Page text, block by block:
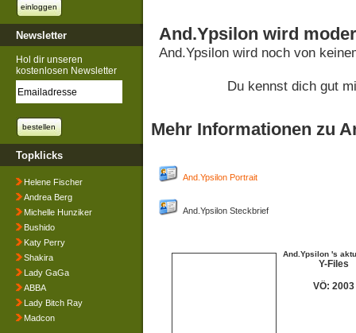
Newsletter
Hol dir unseren
kostenlosen Newsletter
Topklicks
Helene Fischer
Andrea Berg
Michelle Hunziker
Bushido
Katy Perry
Shakira
Lady GaGa
ABBA
Lady Bitch Ray
Madcon
And.Ypsilon wird
And.Ypsilon wird noch von
Du kennst dich gut
Mehr Informationen zu
And.Ypsilon Portrait
And.Ypsilon Steckbrief
And.Ypsilon 's
Y-Files
VÖ: 2003